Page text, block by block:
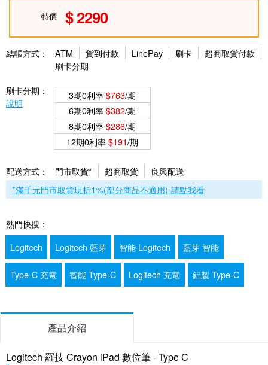
特價 2290
結帳方式： ATM 貨到付款 LinePay 刷卡
超商取貨付款
刷卡分期
刷卡分期：
說明
3期0利率$763/期
6期0利率$382/期
8期0利率$286/期
12期0利率$191/期
配送方式： 門市取貨* 超商取貨
良興配送
*滿千元門市取貨現折1%(部分商品不適用)-請點我看
熱門快搜：
Logitech
Logitech 藍芽 智能 Logitech 藍芽 智能
Type-C 充電 智能 Type-C Logitech 充電 鋁製 Type-C
產品介紹
Logitech 羅技 Crayon iPad 數位筆 - Type C